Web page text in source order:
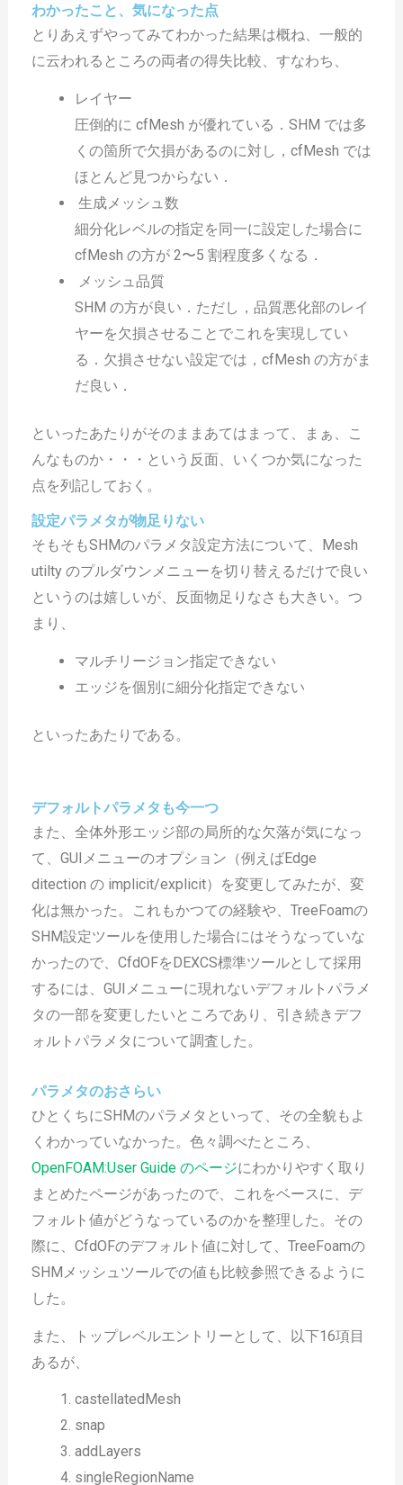
わかったこと、気になった点
とりあえずやってみてわかった結果は概ね、一般的
に云われるところの両者の得失比較、すなわち、
レイヤー
圧倒的に cfMesh が優れている．SHM では多
くの箇所で欠損があるのに対し，cfMesh では
ほとんど見つからない．
生成メッシュ数
細分化レベルの指定を同一に設定した場合に
cfMesh の方が 2〜5 割程度多くなる．
メッシュ品質
SHM の方が良い．ただし，品質悪化部のレイ
ヤーを欠損させることでこれを実現してい
る．欠損させない設定では，cfMesh の方がま
だ良い．
といったあたりがそのままあてはまって、まぁ、こ
んなものか・・・という反面、いくつか気になった
点を列記しておく。
設定パラメタが物足りない
そもそもSHMのパラメタ設定方法について、Mesh
utilty のプルダウンメニューを切り替えるだけで良い
というのは嬉しいが、反面物足りなさも大きい。つ
まり、
マルチリージョン指定できない
エッジを個別に細分化指定できない
といったあたりである。
デフォルトパラメタも今一つ
また、全体外形エッジ部の局所的な欠落が気になっ
て、GUIメニューのオプション（例えばEdge
ditection の implicit/explicit）を変更してみたが、変
化は無かった。これもかつての経験や、TreeFoamの
SHM設定ツールを使用した場合にはそうなっていな
かったので、CfdOFをDEXCS標準ツールとして採用
するには、GUIメニューに現れないデフォルトパラメ
タの一部を変更したいところであり、引き続きデフ
ォルトパラメタについて調査した。
パラメタのおさらい
ひとくちにSHMのパラメタといって、その全貌もよ
くわかっていなかった。色々調べたところ、
OpenFOAM:User Guide のページにわかりやすく取り
まとめたページがあったので、これをベースに、デ
フォルト値がどうなっているのかを整理した。その
際に、CfdOFのデフォルト値に対して、TreeFoamの
SHMメッシュツールでの値も比較参照できるように
した。
また、トップレベルエントリーとして、以下16項目
あるが、
castellatedMesh
snap
addLayers
singleRegionName